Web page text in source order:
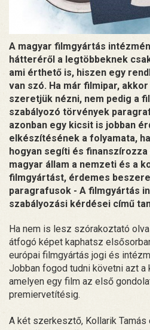
A magyar filmgyártás
hátteréről a legtöbbeknek
ami érthető is, hiszen egy
van szó. Ha már filmipar,
szeretjük nézni, nem pedig a
szabályozó törvények
azonban egy kicsit is jobban
elkészítésének a folyamata,
hogyan segíti és finanszírozza
magyar állam a nemzeti és a
filmgyártást, érdemes
paragrafusok - A filmgyártás
szabályozási kérdései című
Ha nem is lesz szórakoztató
átfogó képet kaphatsz
európai filmgyártás jogi és
Jobban fogod tudni követni azt a
amelyen egy film az első
premiervetítésig.
A két szerkesztő, Kollarik Tamás